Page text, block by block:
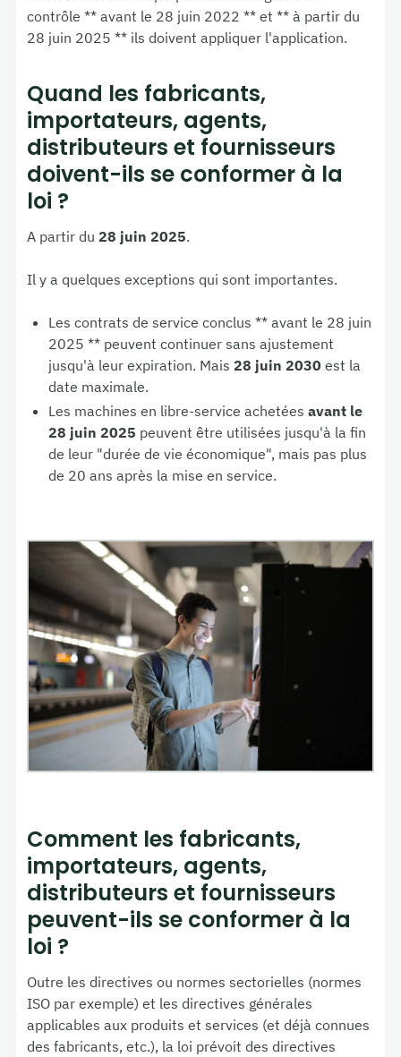
contrôle ** avant le 28 juin 2022 ** et ** à partir du
28 juin 2025 ** ils doivent appliquer l'application.
Quand les fabricants,
importateurs, agents,
distributeurs et fournisseurs
doivent-ils se conformer à la
loi ?
A partir du 28 juin 2025.
Il y a quelques exceptions qui sont importantes.
Les contrats de service conclus ** avant le 28 juin
2025 ** peuvent continuer sans ajustement
jusqu'à leur expiration. Mais 28 juin 2030 est la
date maximale.
Les machines en libre-service achetées avant le
28 juin 2025 peuvent être utilisées jusqu'à la fin
de leur "durée de vie économique", mais pas plus
de 20 ans après la mise en service.
Comment les fabricants,
importateurs, agents,
distributeurs et fournisseurs
peuvent-ils se conformer à la
loi ?
Outre les directives ou normes sectorielles (normes
ISO par exemple) et les directives générales
applicables aux produits et services (et déjà connues
des fabricants, etc.), la loi prévoit des directives